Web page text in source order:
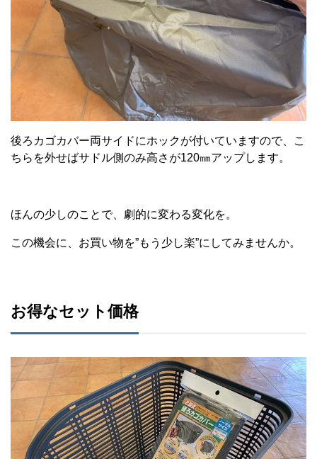
後ろカゴカバー両サイドにホックが付いていますので、こ
ちらを外せばサドル側のみ高さが120㎜アップします。
ほんの少しのことで、劇的に変わる変化を。
この機会に、お買い物を”もう少し楽”にしてみませんか。
お得なセット価格